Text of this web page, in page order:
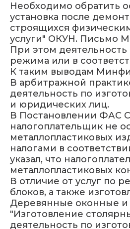
Необходимо обратить
установка после
строящихся
услуги" ОКУН. Письмо
При этом
режима или в
К таким выводам
В арбитражной
деятельность по
и юридических лиц.
В Постановлении ФАС
налогоплательщик не
металлопластиковых
налогами в
указал, что
металлопластиковых
В отличие от услуг по
блоков, а также
Деревянные оконные и
"Изготовление
деятельность по